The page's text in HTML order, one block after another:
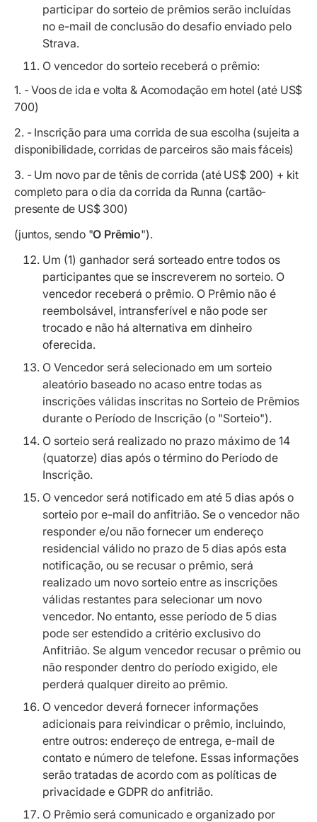
participar do sorteio de prêmios serão incluídas
no e-mail de conclusão do desafio enviado pelo
Strava.
O vencedor do sorteio receberá o prêmio:
1. - Voos de ida e volta & Acomodação em hotel (até US$
700)
2. - Inscrição para uma corrida de sua escolha (sujeita a
disponibilidade, corridas de parceiros são mais fáceis)
3. - Um novo par de tênis de corrida (até US$ 200) + kit
completo para o dia da corrida da Runna (cartão-
presente de US$ 300)
(juntos, sendo "O Prêmio").
Um (1) ganhador será sorteado entre todos os
participantes que se inscreverem no sorteio. O
vencedor receberá o prêmio. O Prêmio não é
reembolsável, intransferível e não pode ser
trocado e não há alternativa em dinheiro
oferecida.
O Vencedor será selecionado em um sorteio
aleatório baseado no acaso entre todas as
inscrições válidas inscritas no Sorteio de Prêmios
durante o Período de Inscrição (o "Sorteio").
O sorteio será realizado no prazo máximo de 14
(quatorze) dias após o término do Período de
Inscrição.
O vencedor será notificado em até 5 dias após o
sorteio por e-mail do anfitrião. Se o vencedor não
responder e/ou não fornecer um endereço
residencial válido no prazo de 5 dias após esta
notificação, ou se recusar o prêmio, será
realizado um novo sorteio entre as inscrições
válidas restantes para selecionar um novo
vencedor. No entanto, esse período de 5 dias
pode ser estendido a critério exclusivo do
Anfitrião. Se algum vencedor recusar o prêmio ou
não responder dentro do período exigido, ele
perderá qualquer direito ao prêmio.
O vencedor deverá fornecer informações
adicionais para reivindicar o prêmio, incluindo,
entre outros: endereço de entrega, e-mail de
contato e número de telefone. Essas informações
serão tratadas de acordo com as políticas de
privacidade e GDPR do anfitrião.
O Prêmio será comunicado e organizado por